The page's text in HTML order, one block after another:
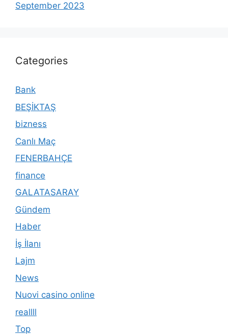
September 2023
Categories
Bank
BEŞİKTAŞ
bizness
Canlı Maç
FENERBAHÇE
finance
GALATASARAY
Gündem
Haber
İş İlanı
Lajm
News
Nuovi casino online
reallll
Top